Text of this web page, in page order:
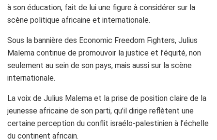
à son éducation, fait de lui une figure à considérer sur la
scène politique africaine et internationale.
Sous la bannière des Economic Freedom Fighters, Julius
Malema continue de promouvoir la justice et l’équité, non
seulement au sein de son pays, mais aussi sur la scène
internationale.
La voix de Julius Malema et la prise de position claire de la
jeunesse africaine de son parti, qu’il dirige reflètent une
certaine perception du conflit israélo-palestinien à l’échelle
du continent africain.